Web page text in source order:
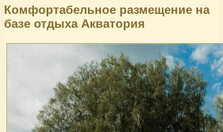
Комфортабельное размещение на
базе отдыха Акватория